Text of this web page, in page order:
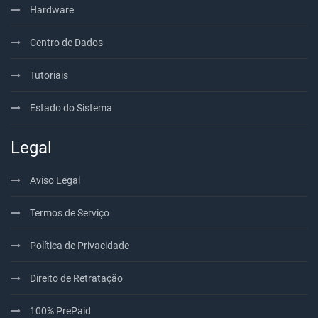
Hardware
Centro de Dados
Tutoriais
Estado do Sistema
Legal
Aviso Legal
Termos de Serviço
Política de Privacidade
Direito de Retratação
100% PrePaid